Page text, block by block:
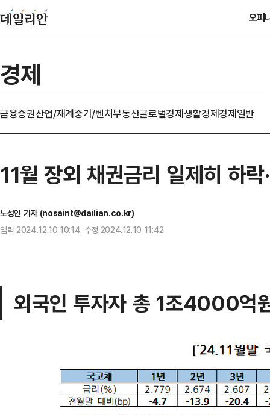
오피
경제
금융증권산업/재계중기/벤처부동산글로벌경제생활경제경제일반
11월 장외 채권금리 일제히 하락
노성인 기자 (nosaint@dailian.co.kr)
입력 2024.12.10 10:14 수정 2024.12.10 11:42
외국인 투자자 총 1조4000억